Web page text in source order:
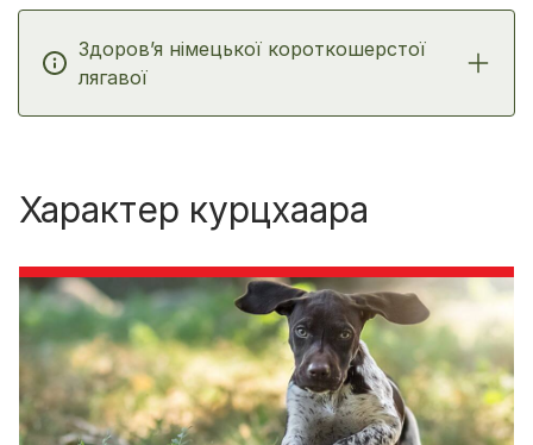
Здоров’я німецької короткошерстої
лягавої
Характер курцхаара